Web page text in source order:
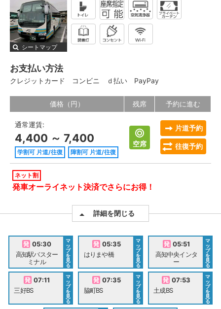
シートマップ
お支払い方法
クレジットカード コンビニ ｄ払い PayPay
価格（円） 残席 予約に進む
通常運賃:
4,400 ～ 7,400
学割可 片道/往復 障割可 片道/往復
空席
片道予約
往復予約
ネット割
発車オーライネット決済でさらにお得！
詳細を閉じる
05:30
高知駅バスター
ミナル
マ
ッ
プ
を
見
る
05:35
はりまや橋
マ
ッ
プ
を
見
る
05:51
高知中央インタ
ー
マ
ッ
プ
を
見
る
07:11
三好BS
マ
ッ
プ
を
見
る
07:35
脇町BS
マ
ッ
プ
を
見
る
07:53
土成BS
マ
ッ
プ
を
見
る